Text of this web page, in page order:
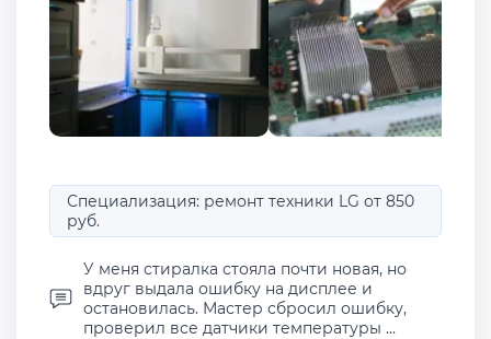
Специализация: ремонт техники LG от 850
руб.
У меня стиралка стояла почти новая, но
вдруг выдала ошибку на дисплее и
остановилась. Мастер сбросил ошибку,
проверил все датчики температуры ...